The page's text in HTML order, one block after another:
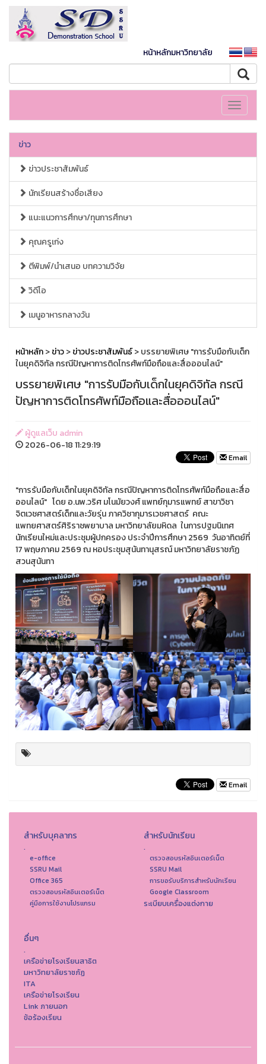
หน้าหลักมหาวิทยาลัย
Toggle
ข่าว
ข่าวประชาสัมพันธ์
นักเรียนสร้างชื่อเสียง
แนะแนวการศึกษา/ทุนการศึกษา
คุณครูเก่ง
ตีพิมพ์/นำเสนอ บทความวิจัย
วิดีโอ
เมนูอาหารกลางวัน
หน้าหลัก>ข่าว>ข่าวประชาสัมพันธ์> บรรยายพิเศษ "การรับมือกับเด็ก
ในยุคดิจิทัล กรณีปัญหาการติดโทรศัพท์มือถือและสื่อออนไลน์"
บรรยายพิเศษ "การรับมือกับเด็กในยุคดิจิทัล กรณี
ปัญหาการติดโทรศัพท์มือถือและสื่อออนไลน์"
ผู้ดูแลเว็บ admin
2026-06-18 11:29:19
Email
"การรับมือกับเด็กในยุคดิจิทัล กรณีปัญหาการติดโทรศัพท์มือถือและสื่อ
ออนไลน์" โดย อ.นพ.วริศ มโนมัยวงศ์ แพทย์กุมารแพทย์ สาขาวิชา
จิตเวชศาสตร์เด็กและวัยรุ่น ภาควิชากุมารเวชศาสตร์ คณะ
แพทยศาสตร์ศิริราชพยาบาล มหาวิทยาลัยมหิดล ในการปฐมนิเทศ
นักเรียนใหม่และประชุมผู้ปกครอง ประจำปีการศึกษา 2569 วันอาทิตย์ที่
17 พฤษภาคม 2569 ณ หอประชุมสุนันทานุสรณ์ มหาวิทยาลัยราชภัฏ
สวนสุนันทา
Email
สำหรับบุคลากร
.
e-office
SSRU Mail
Office 365
ตรวจสอบรหัสอินเตอร์เน็ต
คู่มือการใช้งานโปรแกรม
สำหรับนักเรียน
.
ตรวจสอบรหัสอินเตอร์เน็ต
SSRU Mail
การขอรับบริการสำหรับนักเรียน
Google Classroom
ระเบียบเครื่องแต่งกาย
อื่นๆ
.
เครือข่ายโรงเรียนสาธิต
มหาวิทยาลัยราชภัฏ
ITA
เครือข่ายโรงเรียน
Link ภายนอก
ข้อร้องเรียน